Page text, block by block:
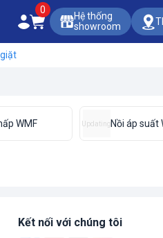
0
Hệ thống
showroom
WMF UpdatingNồi áp suất
Kết nối với chúng tôi